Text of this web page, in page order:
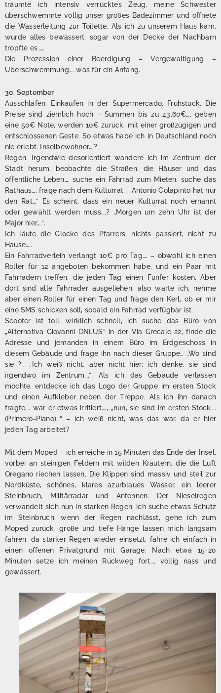
träumte ich intensiv verrücktes Zeug, meine Schwester
überschwemmte völlig unser großes Badezimmer und öffnete
die Wasserleitung zur Toilette. Als ich zu unserem Haus kam,
wurde alles bewässert, sogar von der Decke der Nachbarn
tropfte es……
Die Prozession einer Beerdigung – Vergewaltigung –
Überschwemmung…. was für ein Anfang.
30. September
Ausschlafen, Einkaufen in der Supermercado, Frühstück. Die
Preise sind ziemlich hoch – Summen bis zu 43,60€…. geben
eine 50€ Note, werden 10€ zurück, mit einer großzügigen und
entschlossenen Geste. So etwas habe ich in Deutschland noch
nie erlebt. Inselbewohner….?
Regen. Irgendwie desorientiert wandere ich im Zentrum der
Stadt herum, beobachte die Straßen, die Häuser und das
öffentliche Leben…. suche ein Fahrrad zum Mieten, suche das
Rathaus…. frage nach dem Kulturrat… „Antonio Colapinto hat nur
den Rat…“ Es scheint, dass ein neuer Kulturrat noch ernannt
oder gewählt werden muss….? „Morgen um zehn Uhr ist der
Major hier….“.
Ich läute die Glocke des Pfarrers, nichts passiert, nicht zu
Hause…..
Ein Fahrradverleih verlangt 10€ pro Tag…. – obwohl ich einen
Roller für 12 angeboten bekommen habe, und ein Paar mit
Fahrrädern treffen, die jeden Tag einen Fünfer kosten. Aber
dort sind alle Fahrräder ausgeliehen, also warte ich, nehme
aber einen Roller für einen Tag und frage den Kerl, ob er mir
eine SMS schicken soll, sobald ein Fahrrad verfügbar ist.
Scooter ist toll, wirklich schnell, ich suche das Büro von
„Alternativa Giovanni ONLUS“ in der Via Grecale 22, finde die
Adresse und jemanden in einem Büro im Erdgeschoss in
diesem Gebäude und frage ihn nach dieser Gruppe… „Wo sind
sie…?“, „Ich weiß nicht, aber nicht hier; ich denke, sie sind
irgendwo im Zentrum….“. Als ich das Gebäude verlassen
möchte, entdecke ich das Logo der Gruppe im ersten Stock
und einen Aufkleber neben der Treppe. Als ich ihn danach
fragte…. war er etwas irritiert…., „nun, sie sind im ersten Stock….
(Primero-Piano)…“ – ich weiß nicht, was das war, da er hier
jeden Tag arbeitet?
Mit dem Moped – ich erreiche in 15 Minuten das Ende der Insel,
vorbei an steinigen Feldern mit wilden Kräutern, die die Luft
Oregano riechen lassen. Die Klippen sind massiv und steil zur
Nordküste, schönes, klares azurblaues Wasser, ein leerer
Steinbruch, Militärradar und Antennen. Der Nieselregen
verwandelt sich nun in starken Regen, ich suche etwas Schutz
im Steinbruch, wenn der Regen nachlässt, gehe ich zum
Moped zurück, große und tiefe Hänge lassen mich langsam
fahren, da starker Regen wieder einsetzt, fahre ich einfach in
einen offenen Privatgrund mit Garage. Nach etwa 15-20
Minuten setze ich meinen Rückweg fort…. völlig nass und
gewässert.